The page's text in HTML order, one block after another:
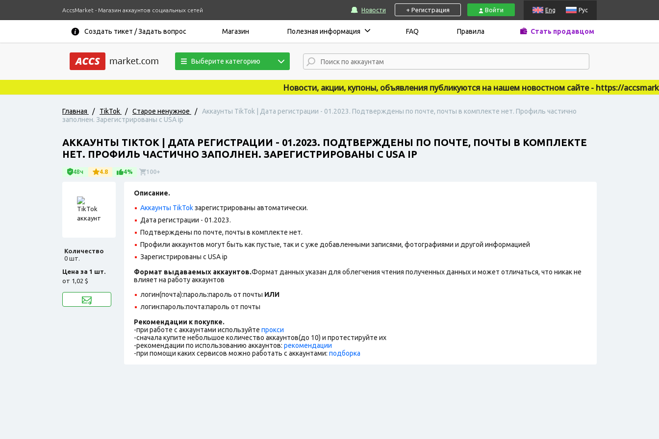
AccsMarket - Магазин аккаунтов социальных сетей Новости + Регистрация Войти Eng Рус
Создать тикет / Задать вопрос Магазин Полезная информация FAQ Правила Стать продавцом
Выберите категорию
Новости, акции, купоны, объявления публикуются на нашем новостном сайте - https://
Главная / TikTok / Старое ненужное /
Аккаунты TikTok | Дата регистрации - 01.2023. Подтверждены по почте, почты в комплекте нет. Профиль частично
заполнен. Зарегистрированы с USA ip
АККАУНТЫ TIKTOK | ДАТА РЕГИСТРАЦИИ - 01.2023. ПОДТВЕРЖДЕНЫ ПО ПОЧТЕ, ПОЧТЫ В КОМПЛЕКТЕ
НЕТ. ПРОФИЛЬ ЧАСТИЧНО ЗАПОЛНЕН. ЗАРЕГИСТРИРОВАНЫ С USA IP
48ч 4.8 4% 100+
Количество
0 шт.
Цена за 1 шт.
от 1,02 $
Описание.
Аккаунты TikTokзарегистрированы автоматически.
Дата регистрации - 01.2023.
Подтверждены по почте, почты в комплекте нет.
Профили аккаунтов могут быть как пустые, так и с уже добавленными записями, фотографиями и другой информацией
Зарегистрированы с USA ip
Формат выдаваемых аккаунтов.Формат данных указан для облегчения чтения полученных данных и может отличаться, что никак не
влияет на работу аккаунтов
логин(почта):пароль:пароль от почты ИЛИ
логин:пароль:почта:пароль от почты
Рекомендации к покупке.
-при работе с аккаунтами используйте прокси
-сначала купите небольшое количество аккаунтов(до 10) и протестируйте их
-рекомендации по использованию аккаунтов: рекомендации
-при помощи каких сервисов можно работать с аккаунтами: подборка